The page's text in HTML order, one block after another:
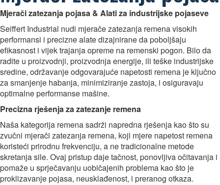
Mjerači zatezanja pojasa & Alati za industrijske pojaseve
Seiffert Industrial nudi mjerače zatezanja remena visokih
performansi i precizne alate dizajnirane da poboljšaju
efikasnost i vijek trajanja opreme na remenski pogon. Bilo da
radite u proizvodnji, proizvodnja energije, ili teške industrijske
sredine, održavanje odgovarajuće napetosti remena je ključno
za smanjenje habanja, minimiziranje zastoja, i osiguravaju
optimalne performanse mašine.
Precizna rješenja za zatezanje remena
Naša kategorija remena sadrži napredna rješenja kao što su
zvučni mjerači zatezanja remena, koji mjere napetost remena
koristeći prirodnu frekvenciju, a ne tradicionalne metode
skretanja sile. Ovaj pristup daje tačnost, ponovljiva očitavanja i
pomaže u sprječavanju uobičajenih problema kao što je
proklizavanje pojasa, neusklađenost, i preranog otkaza.